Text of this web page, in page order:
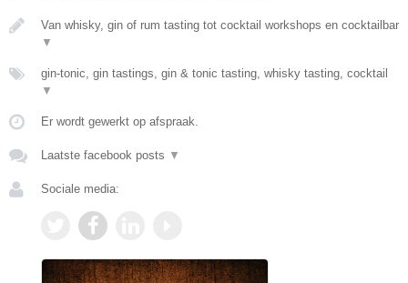
Van whisky, gin of rum tasting tot cocktail workshops en cocktailbar
▼
gin-tonic, gin tastings, gin & tonic tasting, whisky tasting, cocktail
▼
Er wordt gewerkt op afspraak.
Laatste facebook posts ▼
Sociale media: